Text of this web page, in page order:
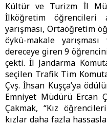
Kültür ve Turizm İl
İlköğretim öğrencileri
yarışması, Ortaöğretim
öykü-makale yarışması
dereceye giren 9
çekti. İl Jandarma
seçilen Trafik Tim
Çvş. İhsan Kuşça’ya
Emniyet Müdürü Ercan
Çakmak, “Kız
kızlar daha fazla